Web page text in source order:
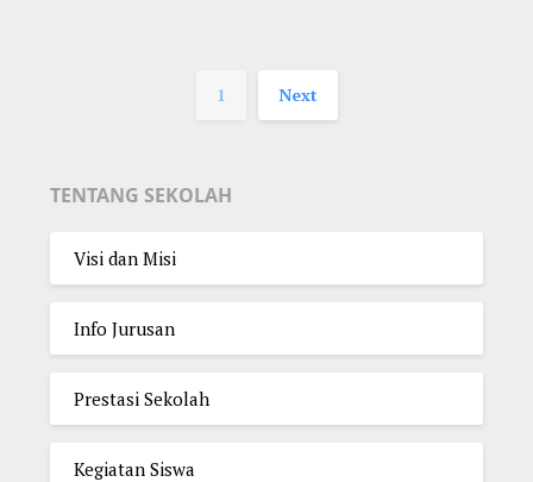
1 Next
TENTANG SEKOLAH
Visi dan Misi
Info Jurusan
Prestasi Sekolah
Kegiatan Siswa